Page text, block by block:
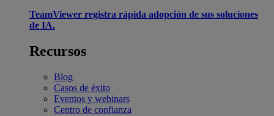
TeamViewer registra rápida adopción de sus soluciones
de IA.
Recursos
Blog
Casos de éxito
Eventos y webinars
Centro de confianza